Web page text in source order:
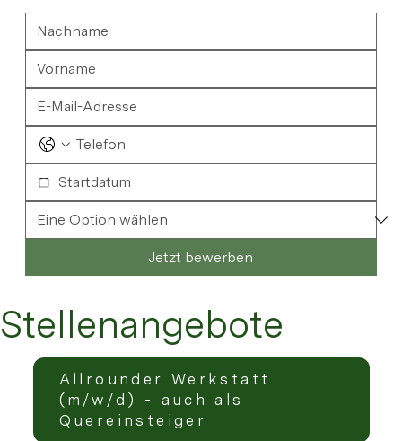
Jetzt bewerben
Stellenangebote
Allrounder Werkstatt
(m/w/d) - auch als
Quereinsteiger